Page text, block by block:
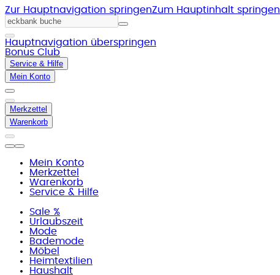
Zur Hauptnavigation springenZum Hauptinhalt springen
Hauptnavigation überspringen
Bonus Club
Service & Hilfe
Mein Konto
Merkzettel
Warenkorb
Mein Konto
Merkzettel
Warenkorb
Service & Hilfe
Sale %
Urlaubszeit
Mode
Bademode
Möbel
Heimtextilien
Haushalt